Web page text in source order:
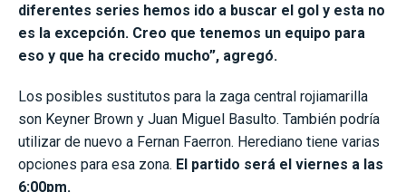
diferentes series hemos ido a buscar el gol y esta no
es la excepción. Creo que tenemos un equipo para
eso y que ha crecido mucho”, agregó.
Los posibles sustitutos para la zaga central rojiamarilla
son Keyner Brown y Juan Miguel Basulto. También podría
utilizar de nuevo a Fernan Faerron. Herediano tiene varias
opciones para esa zona. El partido será el viernes a las
6:00pm.